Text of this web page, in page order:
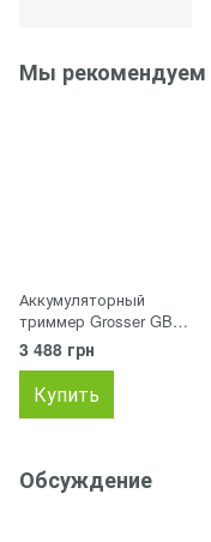
Мы рекомендуем
Аккумуляторный
триммер Grosser GBC
260(без АКБ)
3 488 грн
Купить
Обсуждение